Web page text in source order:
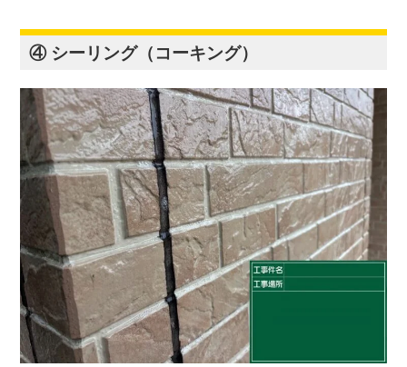
④ シーリング（コーキング）